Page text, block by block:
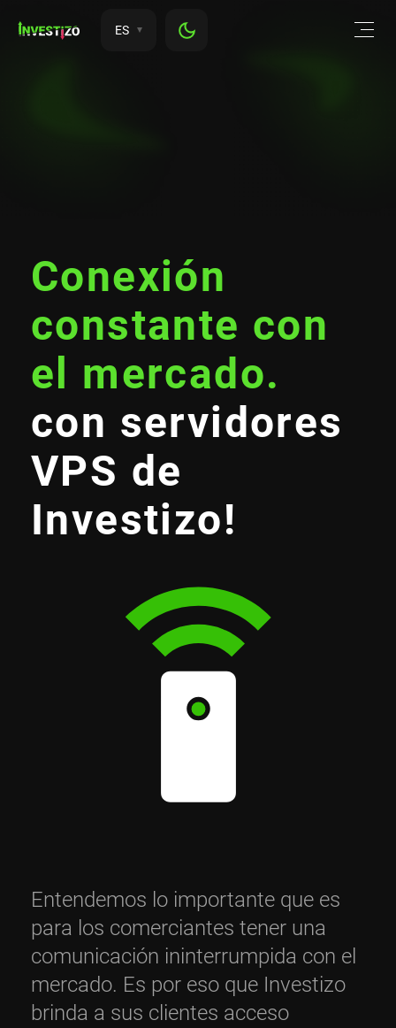
ES
Conexión
constante con
el mercado.
con servidores
VPS de
Investizo!
Entendemos lo importante que es
para los comerciantes tener una
comunicación ininterrumpida con el
mercado. Es por eso que Investizo
brinda a sus clientes acceso